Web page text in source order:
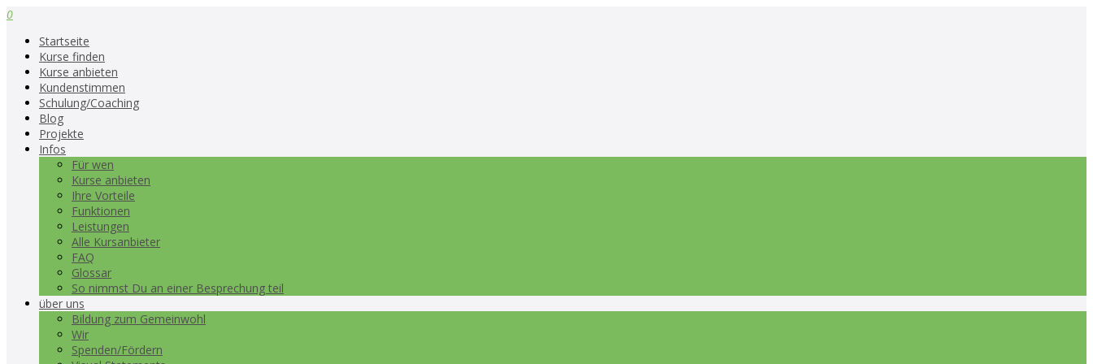
0
Startseite
Kurse finden
Kurse anbieten
Kundenstimmen
Schulung/Coaching
Blog
Projekte
Infos
Für wen
Kurse anbieten
Ihre Vorteile
Funktionen
Leistungen
Alle Kursanbieter
FAQ
Glossar
So nimmst Du an einer Besprechung teil
über uns
Bildung zum Gemeinwohl
Wir
Spenden/Fördern